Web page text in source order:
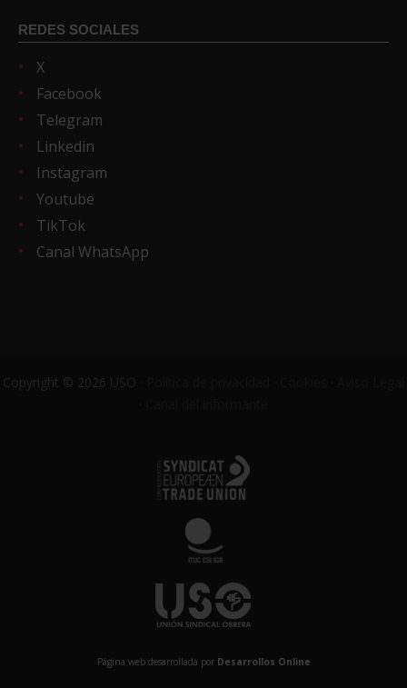
REDES SOCIALES
X
Facebook
Telegram
Linkedin
Instagram
Youtube
TikTok
Canal WhatsApp
Copyright © 2026 USO ·
Página web desarrollada por Desarrollos Online